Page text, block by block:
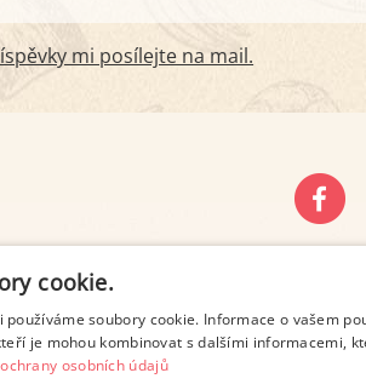
mi posílejte na mail.
ZÁSADY OCHRANY
cookie.
soubory cookie. Informace o vašem
je mohou kombinovat s dalšími informacemi,
osobních údajů